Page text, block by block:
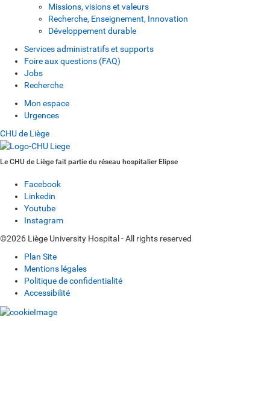
Missions, visions et valeurs
Recherche, Enseignement, Innovation
Développement durable
Services administratifs et supports
Foire aux questions (FAQ)
Jobs
Recherche
Mon espace
Urgences
CHU de Liège
Le CHU de Liège fait partie du réseau hospitalier Elipse
Facebook
Linkedin
Youtube
Instagram
©2026 Liège University Hospital - All rights reserved
Plan Site
Mentions légales
Politique de confidentialité
Accessibilité